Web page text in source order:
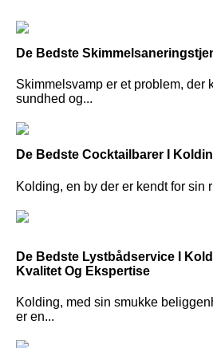
De Bedste
Skimmelsvamp er et problem, der
sundhed og...
De Bedste Cocktailbarer I
Kolding, en by der er kendt for sin
De Bedste Lystbådservice I
Kvalitet Og Ekspertise
Kolding, med sin smukke
er en...